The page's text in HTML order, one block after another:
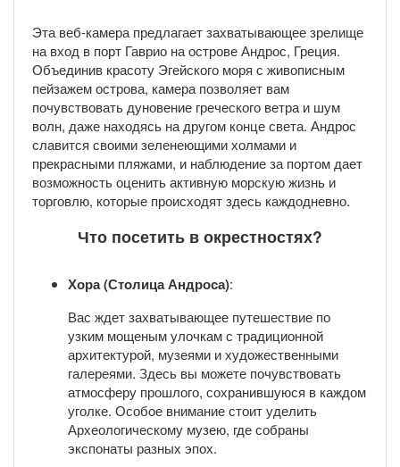
Эта веб-камера предлагает захватывающее зрелище
на вход в порт Гаврио на острове Андрос, Греция.
Объединив красоту Эгейского моря с живописным
пейзажем острова, камера позволяет вам
почувствовать дуновение греческого ветра и шум
волн, даже находясь на другом конце света. Андрос
славится своими зеленеющими холмами и
прекрасными пляжами, и наблюдение за портом дает
возможность оценить активную морскую жизнь и
торговлю, которые происходят здесь каждодневно.
Что посетить в окрестностях?
Хора (Столица Андроса):
Вас ждет захватывающее путешествие по
узким мощеным улочкам с традиционной
архитектурой, музеями и художественными
галереями. Здесь вы можете почувствовать
атмосферу прошлого, сохранившуюся в каждом
уголке. Особое внимание стоит уделить
Археологическому музею, где собраны
экспонаты разных эпох.